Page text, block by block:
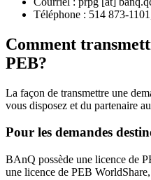
Téléphone : 514 873-
Comment
PEB?
La façon de transmettre une
vous disposez et du partenaire
Pour les demandes
BAnQ possède une licence de
une licence de PEB